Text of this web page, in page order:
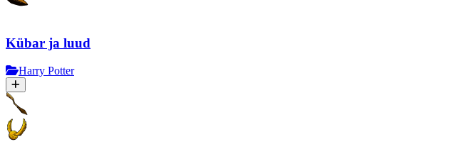
Kübar ja luud
Harry Potter